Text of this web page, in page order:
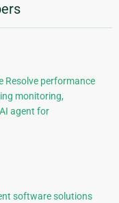
Resolve performance
monitoring,
agent for
software solutions